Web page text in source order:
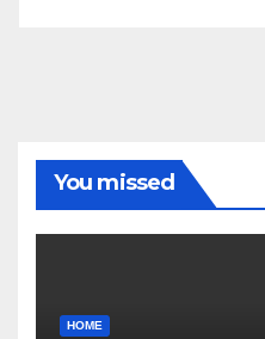
You missed
HOME